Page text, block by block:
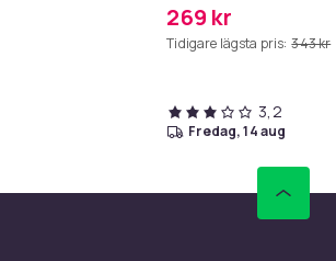
269 kr
Tidigare lägsta pris: 343 kr
3,2
fredag, 14 aug